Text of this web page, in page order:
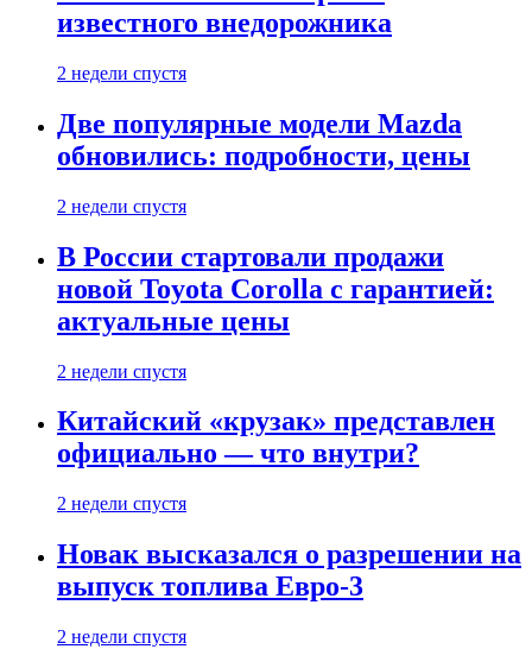
известного внедорожника
2 недели спустя
Две популярные модели Mazda
обновились: подробности, цены
2 недели спустя
В России стартовали продажи
новой Toyota Corolla с гарантией:
актуальные цены
2 недели спустя
Китайский «крузак» представлен
официально — что внутри?
2 недели спустя
Новак высказался о разрешении на
выпуск топлива Евро-3
2 недели спустя